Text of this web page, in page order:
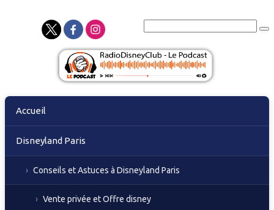
Skip
Accueil
Disneyland Paris
Conseils et Astuces à Disneyland Paris
Vente privée et Offre disney